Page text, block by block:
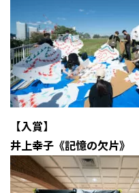
【入賞】
井上幸子《記憶の欠片》